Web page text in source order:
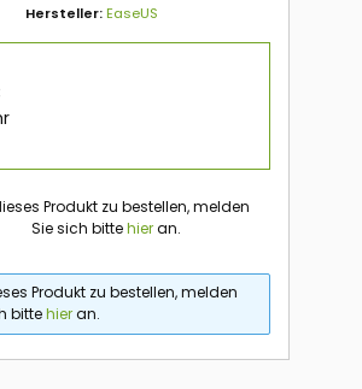
Hersteller:EaseUS
Produkt zu bestellen, melden
Sie sich bittehieran.
Produkt zu bestellen, melden
bittehieran.